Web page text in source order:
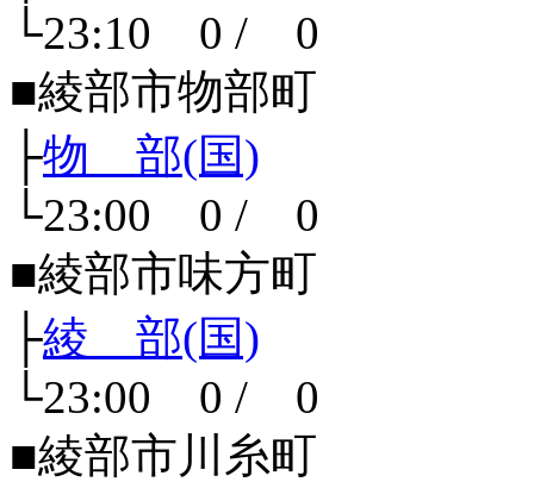
└23:10 0 / 0
■綾部市物部町
├物 部(国)
└23:00 0 / 0
■綾部市味方町
├綾 部(国)
└23:00 0 / 0
■綾部市川糸町